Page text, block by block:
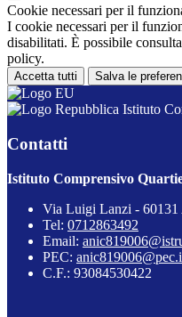
Cookie necessari per il
I cookie necessari per il
disabilitati. È possibile
policy.
Accetta tutti Salva le
Istituto
Contatti
Istituto Comprensivo
Via Luigi Lanzi - 60131
Tel: 0712863492
Email:
PEC:
C.F.: 93084530422